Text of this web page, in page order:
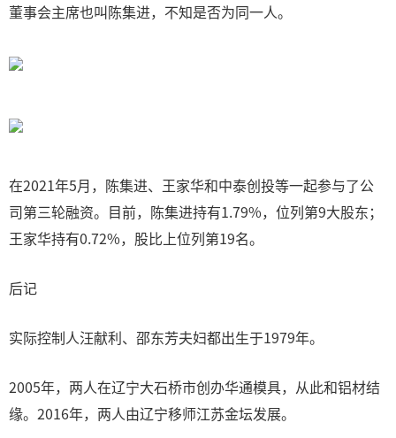
董事会主席也叫陈集进，不知是否为同一人。
在2021年5月，陈集进、王家华和中泰创投等一起参与了公
司第三轮融资。目前，陈集进持有1.79%，位列第9大股东；
王家华持有0.72%，股比上位列第19名。
后记
实际控制人汪献利、邵东芳夫妇都出生于1979年。
2005年，两人在辽宁大石桥市创办华通模具，从此和铝材结
缘。2016年，两人由辽宁移师江苏金坛发展。